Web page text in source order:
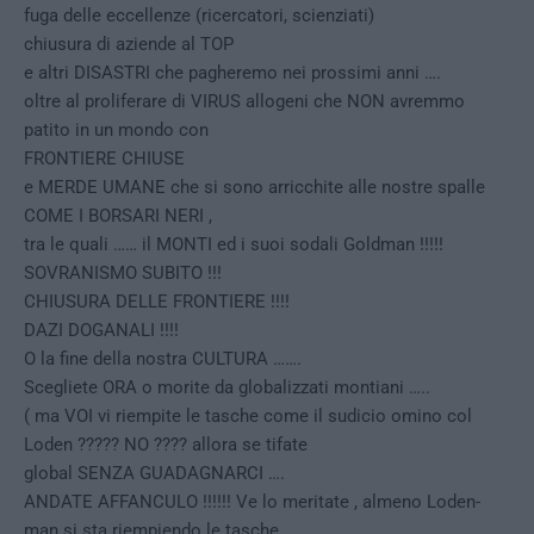
fuga delle eccellenze (ricercatori, scienziati)
chiusura di aziende al TOP
e altri DISASTRI che pagheremo nei prossimi anni ….
oltre al proliferare di VIRUS allogeni che NON avremmo
patito in un mondo con
FRONTIERE CHIUSE
e MERDE UMANE che si sono arricchite alle nostre spalle
COME I BORSARI NERI ,
tra le quali …… il MONTI ed i suoi sodali Goldman !!!!!
SOVRANISMO SUBITO !!!
CHIUSURA DELLE FRONTIERE !!!!
DAZI DOGANALI !!!!
O la fine della nostra CULTURA …….
Scegliete ORA o morite da globalizzati montiani …..
( ma VOI vi riempite le tasche come il sudicio omino col
Loden ????? NO ???? allora se tifate
global SENZA GUADAGNARCI ….
ANDATE AFFANCULO !!!!!! Ve lo meritate , almeno Loden-